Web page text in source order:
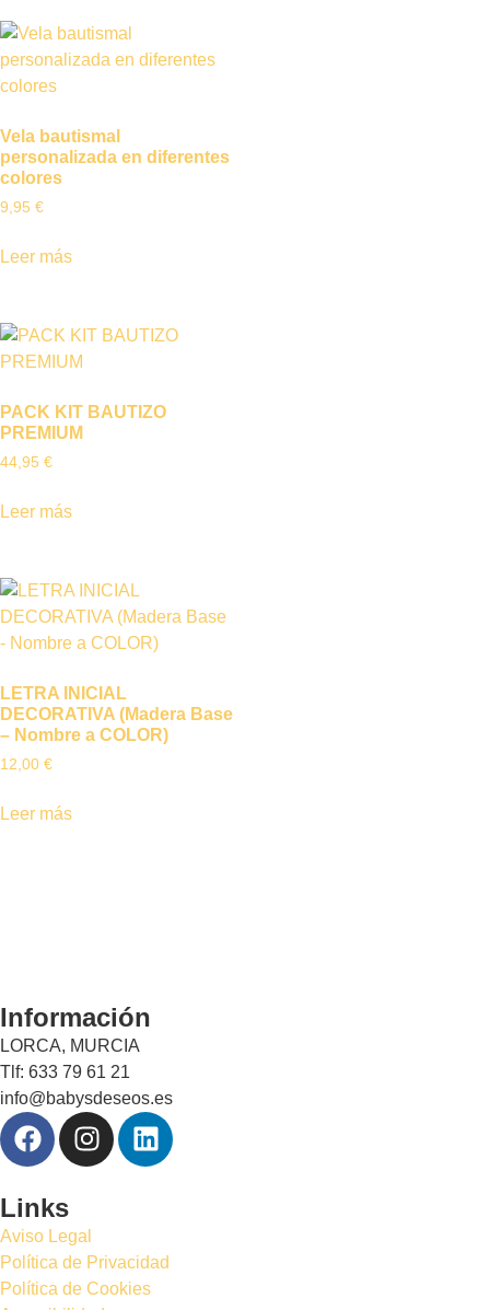
Vela bautismal
personalizada en diferentes
colores
9,95 €
Leer más
PACK KIT BAUTIZO
PREMIUM
44,95 €
Leer más
LETRA INICIAL
DECORATIVA (Madera Base
– Nombre a COLOR)
12,00 €
Leer más
Información
LORCA, MURCIA
Tlf: 633 79 61 21
info@babysdeseos.es
Links
Aviso Legal
Política de Privacidad
Política de Cookies